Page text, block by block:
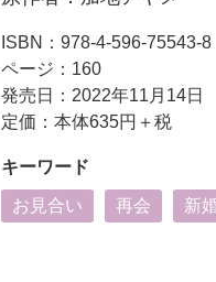
ISBN：978-4-596-75543-8
ページ：160
発売日：2022年11月14日
定価：本体635円＋税
キーワード
お見合い 再会 新